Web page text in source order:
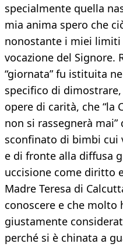
specialmente quella
mia anima spero che
nonostante i miei limiti
vocazione del Signore.
“giornata” fu istituita
specifico di
opere di carità, che “la
non si rassegnerà
sconfinato di bimbi cui
e di fronte alla diffusa
uccisione come diritto
Madre Teresa di
conoscere e che
giustamente
perché si è chinata a